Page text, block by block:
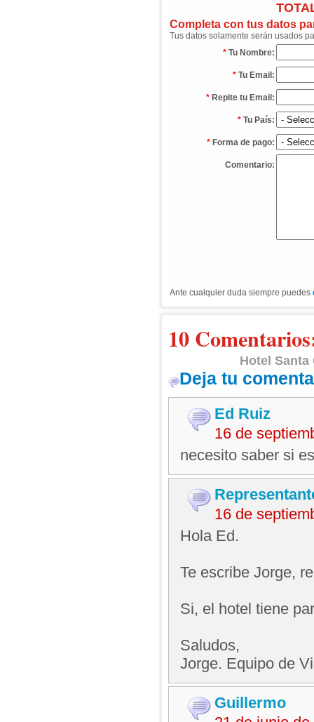
Completa con tus datos
Tus datos solamente serán usados
* Tu Nombre:
* Tu Email:
* Repite tu Email:
* Tu País:
* Forma de pago:
Comentario:
Ante cualquier duda siempre puedes
10
Hotel Santa
Deja tu
Ed Ruiz
16 de
necesito saber si
16 de
Hola Ed.
Te escribe Jorge,
Si, el hotel tiene
Saludos,
Jorge. Equipo de
Guillermo